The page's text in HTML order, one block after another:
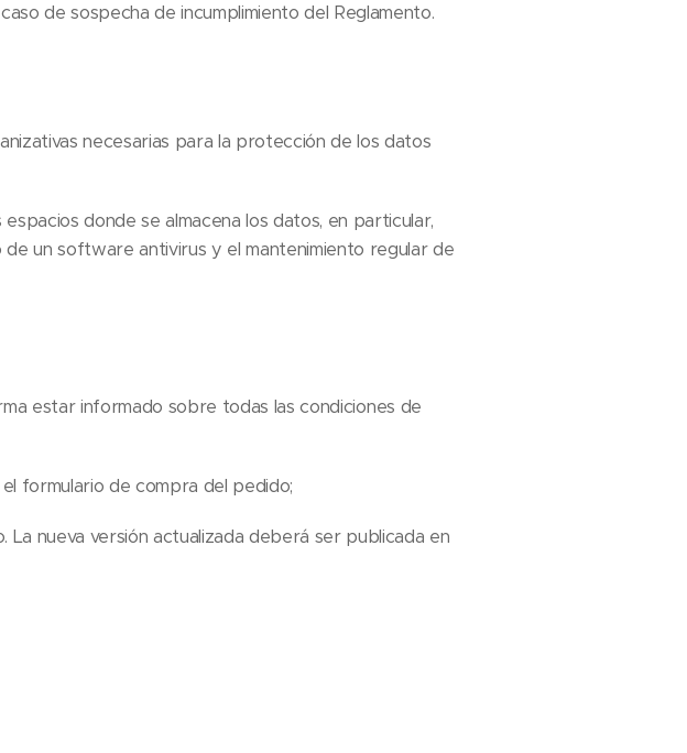
de sospecha de incumplimiento del Reglamento.
necesarias para la protección de los datos
donde se almacena los datos, en particular,
un software antivirus y el mantenimiento regular de
estar informado sobre todas las condiciones de
formulario de compra del pedido;
nueva versión actualizada deberá ser publicada en